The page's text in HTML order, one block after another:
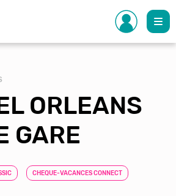
ORLEANS
GARE
CHEQUE-VACANCES CONNECT